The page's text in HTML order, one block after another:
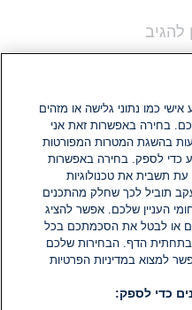
להגיב
כמו נתוני גלישה או מזהים
בחירה באפשרות זאת אני
בהשגת המטרות המפורטות
כדי לספק. בחירה באפשרות
תשבית את טכנולוגיות
תוביל לכך שחלק מהתכנים
העניין שלכם. אפשר להציג
או לבטל את הסכמתכם בכל
הדף. הבחירות שלכם
למצוא במדיניות הפרטיות
כדי לספק: